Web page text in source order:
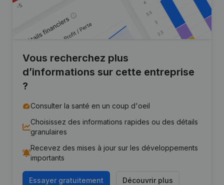
Vous recherchez plus
d’informations sur cette entreprise
?
Consulter la santé en un coup d'oeil
Choisissez des informations rapides ou des détails
granulaires
Recevez des mises à jour sur les développements
importants
Essayer gratuitement Découvrir plus